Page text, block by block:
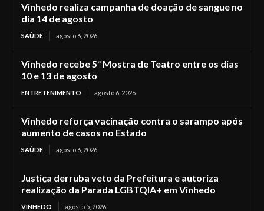
Vinhedo realiza campanha de doação de sangue no
dia 14 de agosto
SAÚDE agosto 6, 2026
Vinhedo recebe 5ª Mostra de Teatro entre os dias
10 e 13 de agosto
ENTRETENIMENTO agosto 6, 2026
Vinhedo reforça vacinação contra o sarampo após
aumento de casos no Estado
SAÚDE agosto 6, 2026
Justiça derruba veto da Prefeitura e autoriza
realização da Parada LGBTQIA+ em Vinhedo
VINHEDO agosto 5, 2026